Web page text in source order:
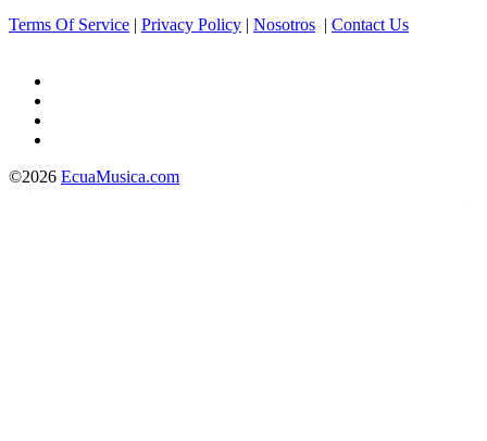
Terms Of Service | Privacy Policy | Nosotros | Contact Us
©2026 EcuaMusica.com